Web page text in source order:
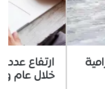
خلال عام